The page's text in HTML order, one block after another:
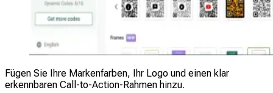
Fügen Sie Ihre Markenfarben, Ihr Logo und einen klar
erkennbaren Call-to-Action-Rahmen hinzu.